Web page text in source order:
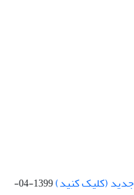
(کلیک کنید)
1399-04-